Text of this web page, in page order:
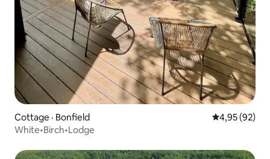
Cottage · Bonfield Note
4,95 (92)
White•Birch•Lodge